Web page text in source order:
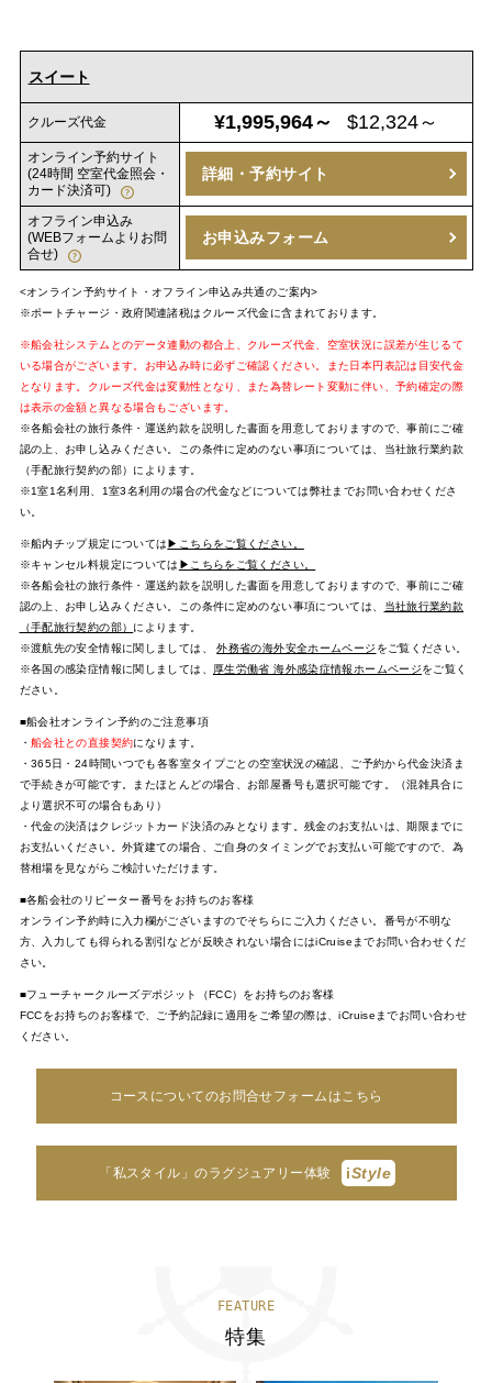
スイート
クルーズ代金 ¥1,995,964～ $12,324～
オンライン予約サイト
(24時間 空室代金照会・
カード決済可)
詳細・予約サイト
オフライン申込み
(WEBフォームよりお問
合せ)
お申込みフォーム
<オンライン予約サイト・オフライン申込み共通のご案内>
※ポートチャージ・政府関連諸税はクルーズ代金に含まれております。
※船会社システムとのデータ連動の都合上、クルーズ代金、空室状況に誤差が生じるて
いる場合がございます。お申込み時に必ずご確認ください。また日本円表記は目安代金
となります。クルーズ代金は変動性となり、また為替レート変動に伴い、予約確定の際
は表示の金額と異なる場合もございます。
※各船会社の旅行条件・運送約款を説明した書面を用意しておりますので、事前にご確
認の上、お申し込みください。この条件に定めのない事項については、当社旅行業約款
（手配旅行契約の部）によります。
※1室1名利用、1室3名利用の場合の代金などについては弊社までお問い合わせくださ
い。
※船内チップ規定については▶こちらをご覧ください。
※キャンセル料規定については ▶こちらをご覧ください。
※各船会社の旅行条件・運送約款を説明した書面を用意しておりますので、事前にご確
認の上、お申し込みください。この条件に定めのない事項については、
当社旅行業約款
（手配旅行契約の部） によります。
※渡航先の安全情報に関しましては、外務省の海外安全ホームページ をご覧ください。
※各国の感染症情報に関しましては、
厚生労働省 海外感染症情報ホームページをご覧く
ださい。
■船会社オンライン予約のご注意事項
・ 船会社との直接契約になります。
・365日・24時間いつでも各客室タイプごとの空室状況の確認、ご予約から代金決済ま
で手続きが可能です。またほとんどの場合、お部屋番号も選択可能です。（混雑具合に
より選択不可の場合もあり）
・代金の決済はクレジットカード決済のみとなります。残金のお支払いは、期限までに
お支払いください。外貨建ての場合、ご自身のタイミングでお支払い可能ですので、為
替相場を見ながらご検討いただけます。
■各船会社のリピーター番号をお持ちのお客様
オンライン予約時に入力欄がございますのでそちらにご入力ください。番号が不明な
方、入力しても得られる割引などが反映されない場合にはiCruiseまでお問い合わせくだ
さい。
■フューチャークルーズデポジット（FCC）をお持ちのお客様
FCCをお持ちのお客様で、ご予約記録に適用をご希望の際は、iCruiseまでお問い合わせ
ください。
コースについてのお問合せフォームはこちら
「私スタイル」のラグジュアリー体験 iStyle
FEATURE
特集